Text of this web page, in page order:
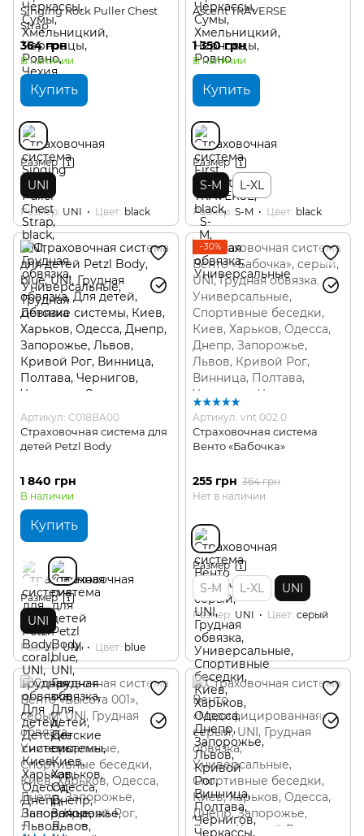
Singing Rock Puller Chest
Strap
364 грн
В наличии
Купить
Размер
UNI
Размер UNI Цвет black
Ascent TRAVERSE
1 350 грн
В наличии
Купить
Размер
S-M L-XL
Размер S-M Цвет black
Артикул: C018BA00
Страховочная система для
детей Petzl Body
1 840 грн
В наличии
Купить
Размер
UNI
Размер UNI Цвет blue
−30%
Артикул: vnt 002 0
Страховочная система
Венто «Бабочка»
255 грн 364 грн
Нет в наличии
Размер
S-M L-XL UNI
Размер UNI Цвет серый